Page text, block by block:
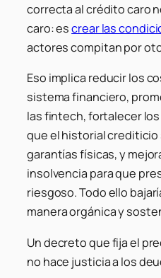
correcta al crédito caro
caro: escrear las
actores compitan por
Eso implica reducir los
sistema financiero,
las fintech, fortalecer
que el historial
garantías físicas, y
insolvencia para que
riesgoso. Todo ello
manera orgánica y
Un decreto que fija el
no hace justicia a los